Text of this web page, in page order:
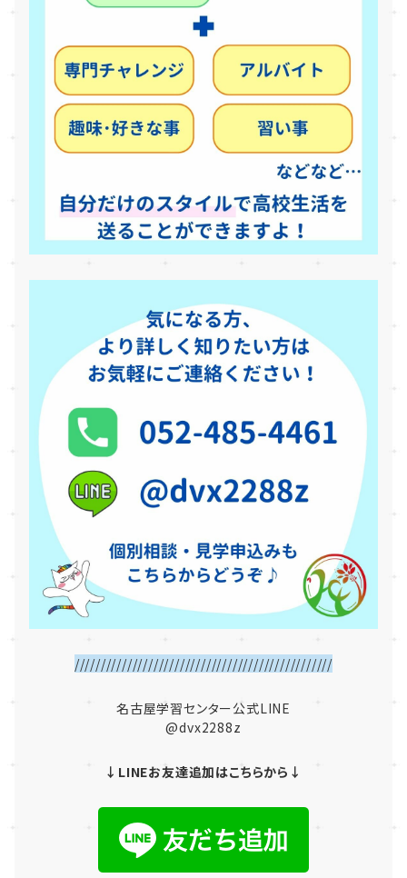
/////////////////////////////////////////////////
名古屋学習センター公式LINE
@dvx2288z
↓LINEお友達追加はこちらから↓